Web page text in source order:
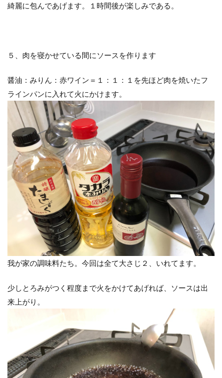
綺麗に包んであげます。１時間後が楽しみである。
５、肉を寝かせている間にソースを作ります
醤油：みりん：赤ワイン＝１：１：１を先ほど肉を焼いたフ
ラインパンに入れて火にかけます。
我が家の調味料たち。今回は全て大さじ２、いれてます。
少しとろみがつく程度まで火をかけてあげれば、ソースは出
来上がり。